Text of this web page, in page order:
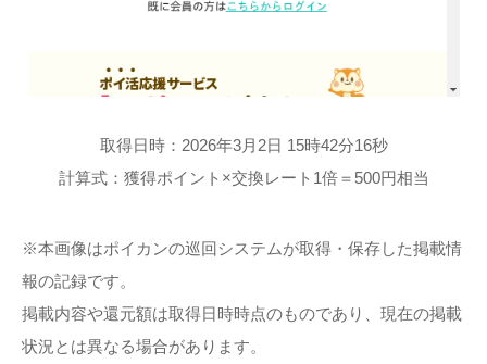
取得日時：2026年3月2日 15時42分16秒
計算式：獲得ポイント×交換レート1倍＝500円相当
※本画像はポイカンの巡回システムが取得・保存した掲載情
報の記録です。
掲載内容や還元額は取得日時時点のものであり、現在の掲載
状況とは異なる場合があります。